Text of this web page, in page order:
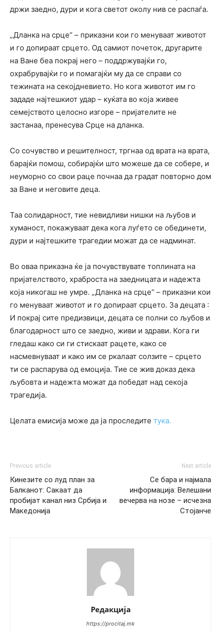
држи заедно, дури и кога светот околу нив се распаѓа.
„Дланка на срце“ – приказни кои го менуваат животот
и го допираат срцето. Од самиот почеток, другарите
на Ване беа покрај него – поддржувајќи го,
охрабрувајќи го и помагајќи му да се справи со
тежината на секојдневието. Но кога животот им го
зададе најтешкиот удар – куќата во која живее
семејството целосно изгоре – пријателите не
застанаа, пренесува Срце на дланка.
Со сочувство и решителност, тргнаа од врата на врата,
барајќи помош, собирајќи што можеше да се собере, и
неуморно со свои раце почнаа да градат повторно дом
за Ване и неговите деца.
Таа солидарност, тие невидливи нишки на љубов и
хуманост, покажуваат дека кога луѓето се обединети,
дури и најтешките трагедии можат да се надминат.
Во оваа приказна ќе ја почувствувате топлината на
пријателството, храброста на заедницата и надежта
која никогаш не умре. „Дланка на срце“ – приказни кои
го менуваат животот и го допираат срцето. За децата :
И покрај сите предизвици, децата се полни со љубов и
благодарност што се заедно, живи и здрави. Кога ги
гледаш како си ги стискаат рацете, како се
насмевнуваат и како им се ркалаат солзите – срцето
ти се распарува од емоција. Тие се жив доказ дека
љубовта и надежта можат да победат над секоја
трагедија.
Целата емисија може да ја проследите тука.
Previous article
Кинезите со луд план за
Балканот: Сакаат да
пробијат канал низ Србија и
Македонија
Next article
Се бара и најмала
информација: Велешани
вечерва на нозе – исчезна
Стојанче
Редакција
https://procitaj.mk